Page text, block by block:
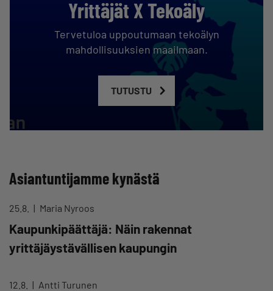
Yrittäjät X Tekoäly
Tervetuloa uppoutumaan tekoälyn
mahdollisuuksien maailmaan.
TUTUSTU
Asiantuntijamme kynästä
25.8. Maria Nyroos
Kaupunkipäättäjä: Näin rakennat
yrittäjäystävällisen kaupungin
12.8. Antti Turunen